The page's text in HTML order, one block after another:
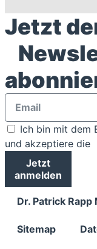
Jetzt
Ich bin mit dem
und akzeptiere die
Jetzt
anmelden
Dr. Patrick Rapp
Sitemap